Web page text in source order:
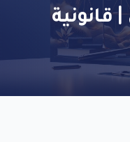
قانونية